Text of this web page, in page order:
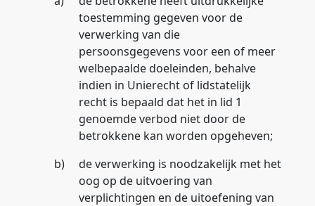
toestemming gegeven voor de
verwerking van die
persoonsgegevens voor een of meer
welbepaalde doeleinden, behalve
indien in Unierecht of lidstatelijk
recht is bepaald dat het in lid 1
genoemde verbod niet door de
betrokkene kan worden opgeheven;
b)
de verwerking is noodzakelijk met het
oog op de uitvoering van
verplichtingen en de uitoefening van